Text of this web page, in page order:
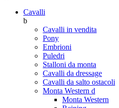
Cavalli
b
Cavalli in vendita
Pony
Embrioni
Puledri
Stalloni da monta
Cavalli da dressage
Cavalli da salto ostacoli
Monta Western d
Monta Western